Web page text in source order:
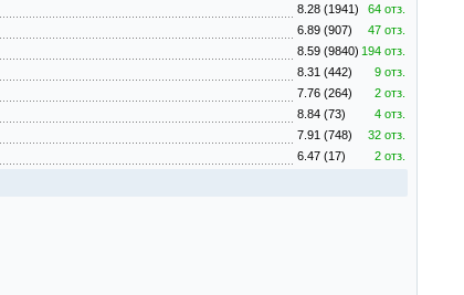
8.28 (1941)
64 отз.
6.89 (907)
47 отз.
8.59 (9840) 194 отз.
8.31 (442)
9 отз.
7.76 (264)
2 отз.
8.84 (73)
4 отз.
7.91 (748)
32 отз.
6.47 (17) 2 отз.